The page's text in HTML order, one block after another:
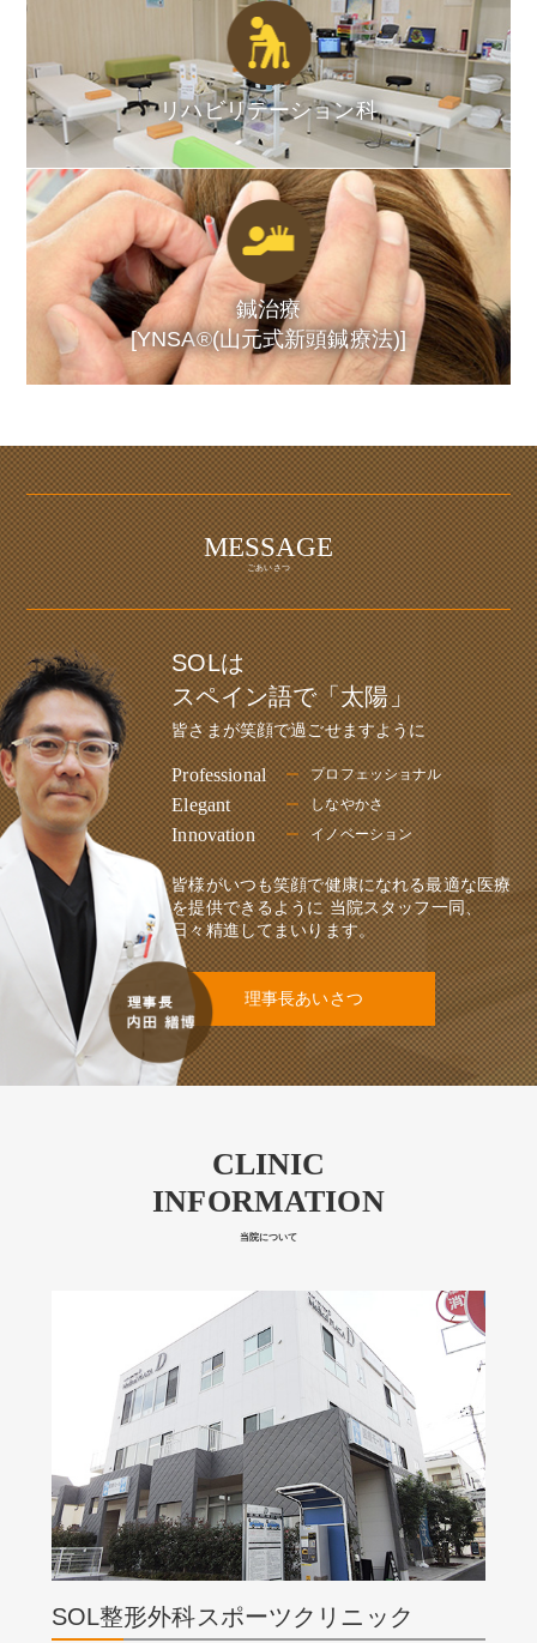
リハビリテーション科
鍼治療
[YNSA®(山元式新頭鍼療法)]
MESSAGE
ごあいさつ
SOLは
スペイン語で「太陽」
皆さまが笑顔で過ごせますように
Professional プロフェッショナル
Elegant しなやかさ
Innovation イノベーション
皆様がいつも笑顔で健康になれる最適な医療
を提供できるように当院スタッフ一同、
日々精進してまいります。
理事長あいさつ
CLINIC
INFORMATION
当院について
SOL整形外科スポーツクリニック